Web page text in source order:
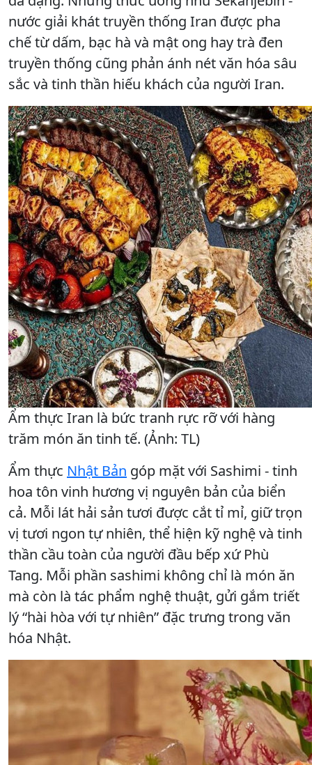
nước giải khát truyền thống Iran được pha
chế từ dấm, bạc hà và mật ong hay trà đen
truyền thống cũng phản ánh nét văn hóa sâu
sắc và tinh thần hiếu khách của người Iran.
Ẩm thực Iran là bức tranh rực rỡ với hàng
trăm món ăn tinh tế. (Ảnh: TL)
Ẩm thực Nhật Bản góp mặt với Sashimi - tinh
hoa tôn vinh hương vị nguyên bản của biển
cả. Mỗi lát hải sản tươi được cắt tỉ mỉ, giữ trọn
vị tươi ngon tự nhiên, thể hiện kỹ nghệ và tinh
thần cầu toàn của người đầu bếp xứ Phù
Tang. Mỗi phần sashimi không chỉ là món ăn
mà còn là tác phẩm nghệ thuật, gửi gắm triết
lý “hài hòa với tự nhiên” đặc trưng trong văn
hóa Nhật.